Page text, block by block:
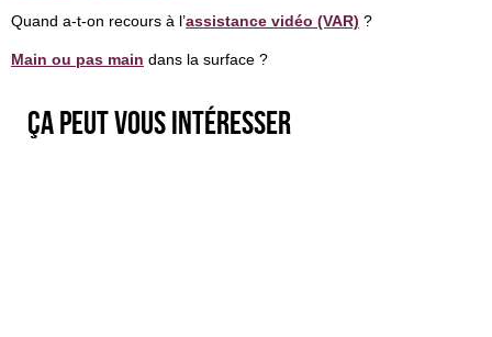
Quand a-t-on recours à l’assistance vidéo (VAR) ?
Main ou pas main dans la surface ?
Ça peut vous intéresser